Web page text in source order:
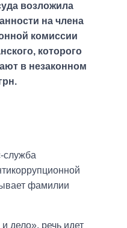
возложила
на члена
комиссии
которого
в незаконном
служба
фамилии
дело», речь идет